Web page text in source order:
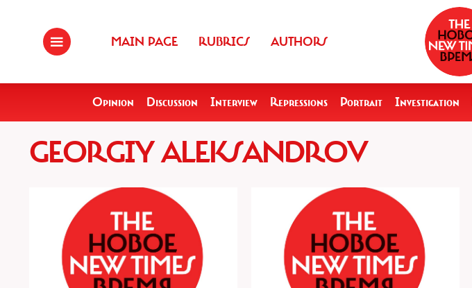
MAIN PAGE RUBRICS AUTHORS
Opinion Discussion Interview Repressions Portrait Investigation
GEORGIY ALEKSANDROV